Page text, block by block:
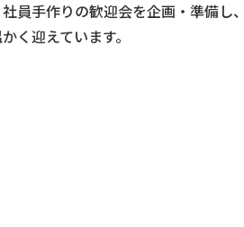
員手作りの歓迎会を企画・準備し
く迎えています。